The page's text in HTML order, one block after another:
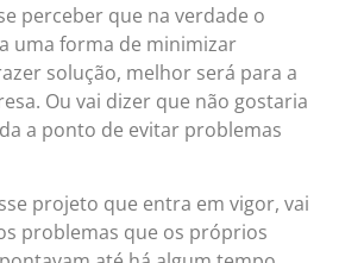
perceber que na verdade o
uma forma de minimizar
solução, melhor será para a
Ou vai dizer que não gostaria
a ponto de evitar problemas
projeto que entra em vigor, vai
problemas que os próprios